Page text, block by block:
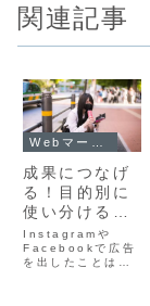
関連記事
成果につなげ
る！目的別に
使い分ける
Meta広告
（Instagram
・
Instagramや
Facebookで広告
を出したことはあ